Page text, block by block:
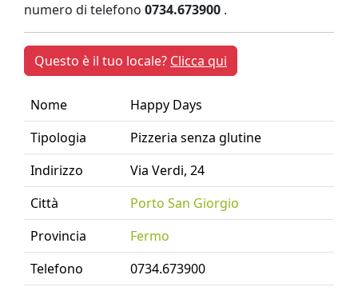
numero di telefono 0734.673900 .
Questo è il tuo locale? Clicca qui
Nome
Happy Days
Tipologia
Pizzeria senza glutine
Indirizzo
Via Verdi, 24
Città
Porto San Giorgio
Provincia
Fermo
Telefono
0734.673900